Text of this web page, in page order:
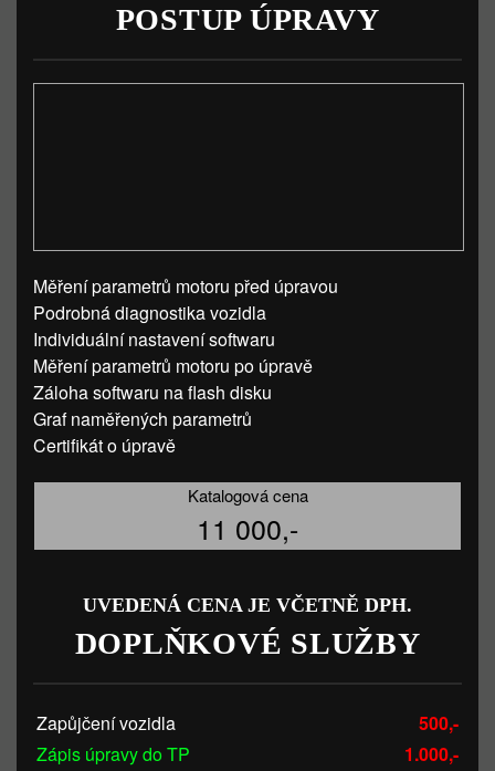
POSTUP ÚPRAVY
Měření parametrů motoru před úpravou
Podrobná diagnostika vozidla
Individuální nastavení softwaru
Měření parametrů motoru po úpravě
Záloha softwaru na flash disku
Graf naměřených parametrů
Certifikát o úpravě
Katalogová cena
11 000,-
UVEDENÁ CENA JE VČETNĚ DPH.
DOPLŇKOVÉ SLUŽBY
Zapůjčení vozidla
500,-
Zápis úpravy do TP
1.000,-